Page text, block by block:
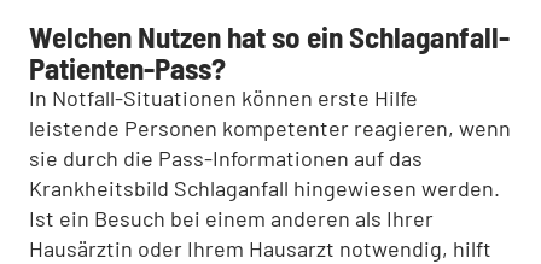
Welchen Nutzen hat so ein Schlaganfall-
Patienten-Pass?
In Notfall-Situationen können erste Hilfe
leistende Personen kompetenter reagieren, wenn
sie durch die Pass-Informationen auf das
Krankheitsbild Schlaganfall hingewiesen werden.
Ist ein Besuch bei einem anderen als Ihrer
Hausärztin oder Ihrem Hausarzt notwendig, hilft